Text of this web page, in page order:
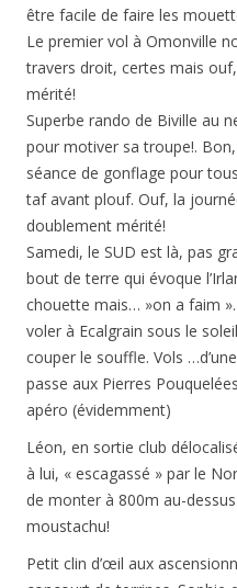
être facile de faire les
Le premier vol à Omonville
travers droit, certes mais
mérité!
Superbe rando de Biville au
pour motiver sa troupe!.
séance de gonflage pour
taf avant plouf. Ouf, la
doublement mérité!
Samedi, le SUD est là, pas
bout de terre qui évoque
chouette mais… »on a faim
voler à Ecalgrain sous le
couper le souffle. Vols
passe aux Pierres
apéro (évidemment)
Léon, en sortie club
à lui, « escagassé » par le
de monter à 800m au-
moustachu!
Petit clin d’œil aux